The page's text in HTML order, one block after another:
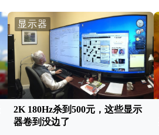
显示器
2K 180Hz杀到500元，这些显示
器卷到没边了